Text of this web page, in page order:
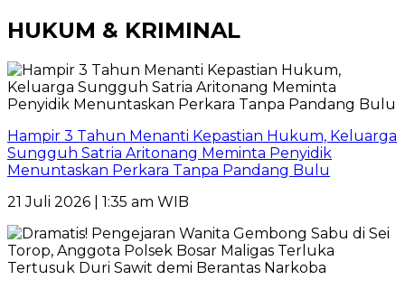
HUKUM & KRIMINAL
Hampir 3 Tahun Menanti Kepastian Hukum, Keluarga
Sungguh Satria Aritonang Meminta Penyidik
Menuntaskan Perkara Tanpa Pandang Bulu
21 Juli 2026 | 1:35 am WIB